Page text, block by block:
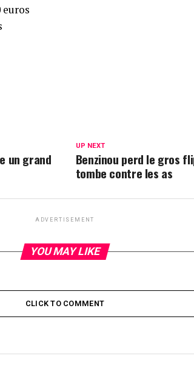
euros
UP NEXT
Benzinou perd le gros
tombe contre les as
un grand
ADVERTISEMENT
YOU MAY LIKE
CLICK TO COMMENT